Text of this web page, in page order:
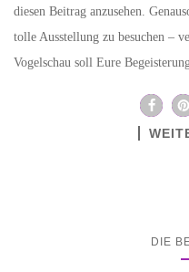
diesen Beitrag anzusehen.
tolle Ausstellung zu besuchen –
Vogelschau soll Eure
DIE